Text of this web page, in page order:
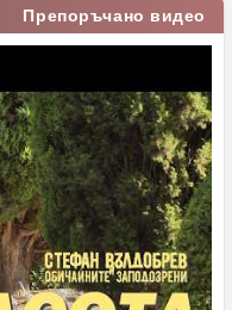
Препоръчано видео